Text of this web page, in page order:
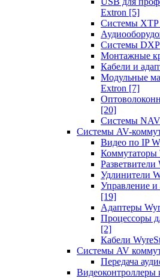
Extron [5]
Системы XTP
Системы
Монтажные
Кабели и
Модульные
Extron [7]
[20]
Системы
Системы AV-
Видео по IP
Коммутаторы
Разветвители
Удлинители
Управление и
[19]
Адаптеры
Процессоры
[2]
Кабели
Системы AV
Передача